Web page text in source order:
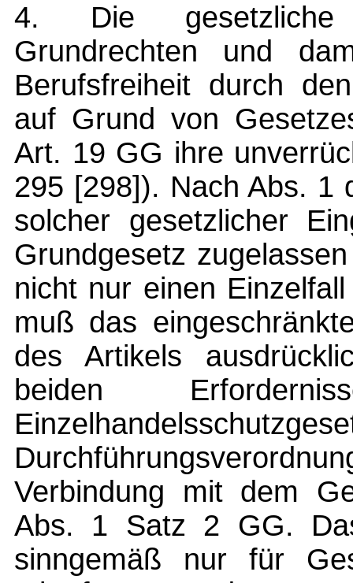
4. Die gesetzliche
Grundrechten und
Berufsfreiheit durch
auf Grund von
Art. 19 GG ihre
295 [298]). Nach Abs. 1
solcher gesetzlicher
Grundgesetz
nicht nur einen
muß das
des Artikels
beiden
Verbindung mit dem
Abs. 1 Satz 2 GG.
sinngemäß nur für